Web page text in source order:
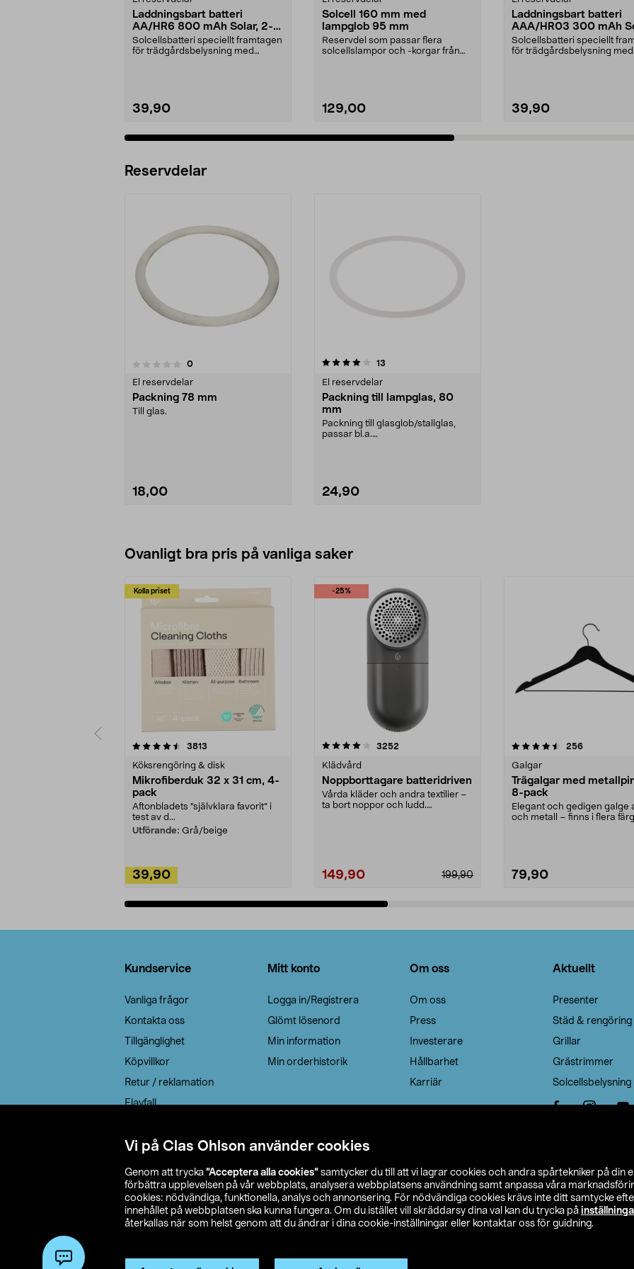
Vi på Clas Ohlson använder cookies
Genom att trycka ”Acceptera alla cookies” samtycker du till att vi lagrar cookies och andra spårtekniker på din
förbättra upplevelsen på vår webbplats, analysera webbplatsens användning samt anpassa våra
cookies: nödvändiga, funktionella, analys och annonsering. För nödvändiga cookies krävs inte ditt samtycke
innehållet på webbplatsen ska kunna fungera. Om du istället vill skräddarsy dina val kan du trycka på
återkallas när som helst genom att du ändrar i dina cookie-inställningar eller kontaktar oss för guidning.
Laddningsbart batteri
AA/HR6 800 mAh Solar, 2-
pack
Solcellsbatteri speciellt framtagen
för trädgårdsbelysning med
39,90
Solcell 160 mm med
lampglob 95 mm
Reservdel som passar flera
solcellslampor och -korgar från
129,00
Laddningsbart batteri
AAA/HR03 300 mAh
2-pack
Solcellsbatteri speciellt
för trädgårdsbelysning med
39,90
Reservdelar
0recensioner
El reservdelar
Packning 78 mm
Till glas.
18,00
4.0av 5 stjärnor 13
El reservdelar
Packning till lampglas, 80
mm
Packning till glasglob/stallglas,
passar bl.a.
24,90
Ovanligt bra pris på vanliga saker
Kolla priset
3813
Köksrengöring & disk
Mikrofiberduk 32 x 31 cm, 4-
pack
Aftonbladets "självklara favorit” i
test av d...
Utförande: Grå/beige
39,90
-25%
4.0av 5 stjärnor 3252
Klädvård
Noppborttagare batteridriven
Vårda kläder och andra textilier –
ta bort noppor och ludd.
199,90
149,90
4.5av 5 stjärnor 256recensioner
Galgar
Trägalgar med
8-pack
Elegant och gedigen galge
och metall – finns i flera
79,90
4.0av 5 stjärnor
Kundservice
Vanliga frågor
Kontakta oss
Tillgänglighet
Köpvillkor
Retur / reklamation
Elavfall
Leveransalternativ
Mitt konto
Logga in/Registrera
Glömt lösenord
Min information
Min orderhistorik
Om oss
Om oss
Press
Investerare
Hållbarhet
Karriär
Aktuellt
Presenter
Städ & rengöring
Grillar
Grästrimmer
Solcellsbelysning